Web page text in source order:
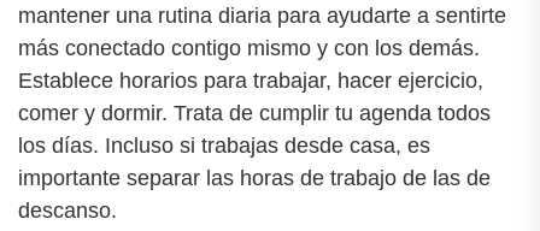
mantener una rutina diaria para ayudarte a sentirte
más conectado contigo mismo y con los demás.
Establece horarios para trabajar, hacer ejercicio,
comer y dormir. Trata de cumplir tu agenda todos
los días. Incluso si trabajas desde casa, es
importante separar las horas de trabajo de las de
descanso.